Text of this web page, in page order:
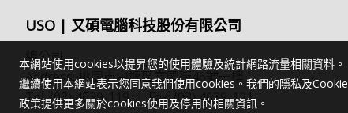
USO | 又碩電腦科技股份有限公司
總公司
Address: 桃園市中壢區富國街46號一樓
Tel: (03) 4639-119 ｜ Fax: (03) 4639-121
本網站使用cookies以提昇您的使用體驗及統計網路流量相關資料。
繼續使用本網站表示您同意我們使用cookies。我們的隱私及Cookie
政策提供更多關於cookies使用及停用的相關資訊。